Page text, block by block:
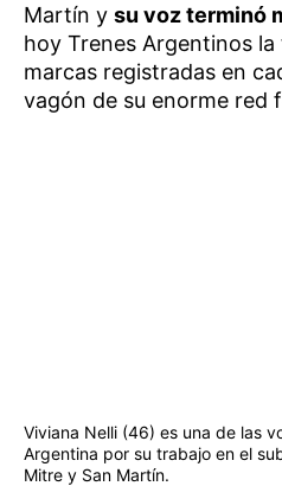
Martín y su voz terminó
hoy Trenes Argentinos
marcas registradas en
vagón de su enorme red
Viviana Nelli (46) es una de las
Argentina por su trabajo en el
Mitre y San Martín.